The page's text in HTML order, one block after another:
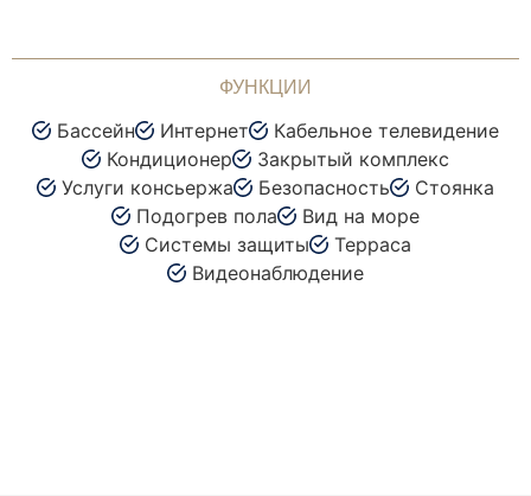
ФУНКЦИИ
Бассейн Интернет
Кабельное телевидение
Кондиционер
Закрытый комплекс
Услуги консьержа
Безопасность
Стоянка
Подогрев пола
Вид на море
Системы защиты
Терраса
Видеонаблюдение